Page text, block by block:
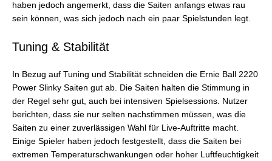
haben jedoch angemerkt, dass die Saiten anfangs etwas rau
sein können, was sich jedoch nach ein paar Spielstunden legt.
Tuning & Stabilität
In Bezug auf Tuning und Stabilität schneiden die Ernie Ball 2220
Power Slinky Saiten gut ab. Die Saiten halten die Stimmung in
der Regel sehr gut, auch bei intensiven Spielsessions. Nutzer
berichten, dass sie nur selten nachstimmen müssen, was die
Saiten zu einer zuverlässigen Wahl für Live-Auftritte macht.
Einige Spieler haben jedoch festgestellt, dass die Saiten bei
extremen Temperaturschwankungen oder hoher Luftfeuchtigkeit